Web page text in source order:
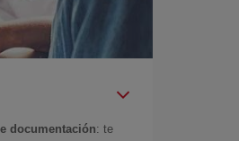
documentación: te